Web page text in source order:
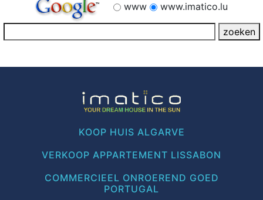
www
www.imatico.lu
KOOP HUIS ALGARVE
VERKOOP APPARTEMENT LISSABON
COMMERCIEEL ONROEREND GOED
PORTUGAL